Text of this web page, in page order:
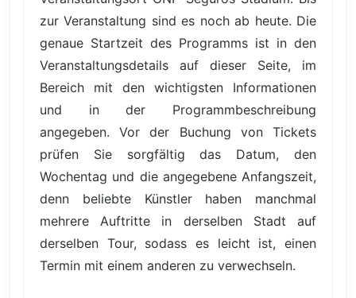
zur Veranstaltung sind es noch ab heute. Die
genaue Startzeit des Programms ist in den
Veranstaltungsdetails auf dieser Seite, im
Bereich mit den wichtigsten Informationen
und in der Programmbeschreibung
angegeben. Vor der Buchung von Tickets
prüfen Sie sorgfältig das Datum, den
Wochentag und die angegebene Anfangszeit,
denn beliebte Künstler haben manchmal
mehrere Auftritte in derselben Stadt auf
derselben Tour, sodass es leicht ist, einen
Termin mit einem anderen zu verwechseln.